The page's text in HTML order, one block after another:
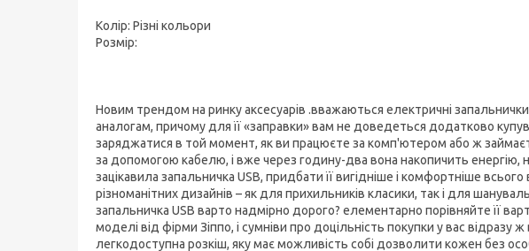
Колір: Різні кольори
Розмір:
Новим трендом на ринку аксесуарів .вважаються електричні
аналогам, причому для її «заправки» вам не доведеться додатково
заряджатися в той момент, як ви працюєте за комп'ютером або ж
за допомогою кабелю, і вже через годину-два вона накопичить
зацікавила запальничка USB, придбати її вигідніше і комфортніше
різноманітних дизайнів – як для прихильників класики, так і для
запальничка USB варто надмірно дорого? елементарно порівняйте її
моделі від фірми Зіппо, і сумніви про доцільність покупки у вас відразу
легкодоступна розкіш, яку має можливість собі дозволити кожен без